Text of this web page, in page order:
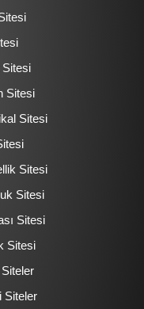
Sitesi
Sitesi
Sitesi
Sitesi
Sitesi
Sitesi
Sitesi
Siteler